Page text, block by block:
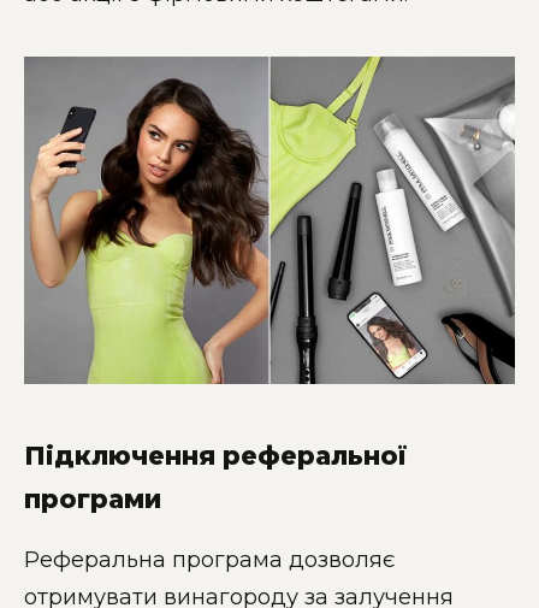
Підключення реферальної
програми
Реферальна програма дозволяє
отримувати винагороду за залучення